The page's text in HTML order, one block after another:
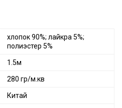
хлопок 90%; лайкра 5%;
полиэстер 5%
1.5м
280 гр/м.кв
Китай